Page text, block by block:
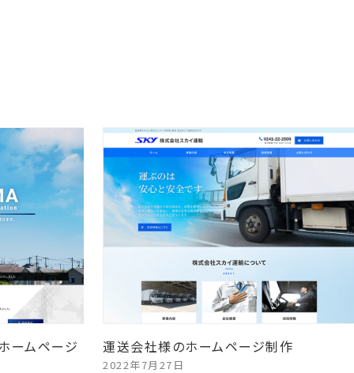
ームページ 運送会社様のホームページ制作
2022年7月27日